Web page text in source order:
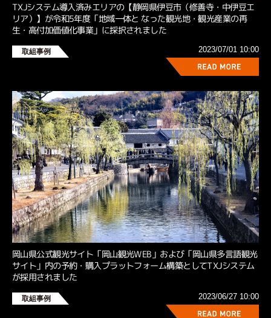
TXJシステム導⼊済みエリアの【静岡県伊⾖市（修善寺・中伊⾖エ
リア）】が令和5年度「地域⼀体と なった観光地・観光産業の再
⽣・⾼付加価値化事業」に採択されました
取組事例 2023/07/01 10:00
岡山県公式観光サイト「岡山観光WEB」および「岡山県多言語観光
サイト」内の予約・購入プラットフォーム構築としてTXJシステム
が採用されました
取組事例 2023/06/27 10:00